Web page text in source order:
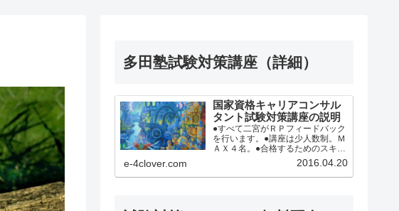
多田塾試験対策講座（詳細）
国家資格キャリアコンサル
タント試験対策講座の説明
●すべて二宮がＲＰフィードバック
を行います。●講座は少人数制。Ｍ
ＡＸ４名。●合格するためのスキル
を２日で徹底指導。●ロープレ実践
中心、的確なフィードバック。●受
講後、本番まで何をするべきか明
e-4clover.com 2016.04.20